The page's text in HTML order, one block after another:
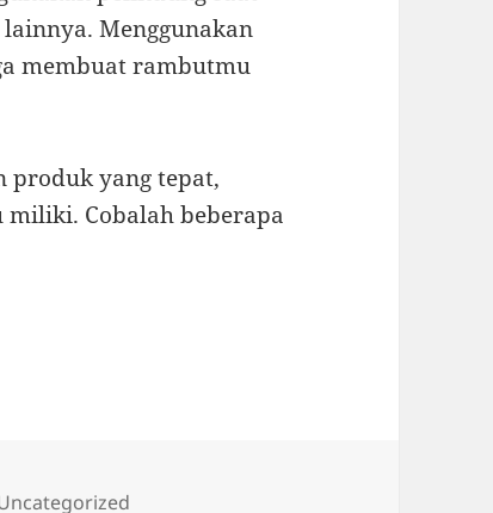
Menggunakan
membuat rambutmu
produk yang tepat,
Cobalah beberapa